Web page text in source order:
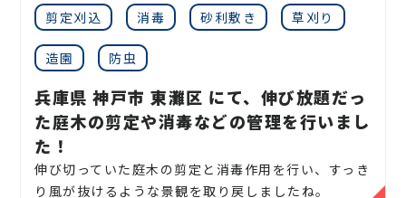
通貫で行っております。無駄なコストは削減し、お客
様に寄り添った作業を提案しております。
お庭のことなら伐採サポートセンター
連絡ください！
お庭や木に関するお悩みに全力でご対応させて頂き
ます。
見積りは無料ですので、相場などのお問い合わせやご
相談はお気軽にご連絡ください。
剪定刈込 消毒 砂利敷き 草刈り
造園 防虫
兵庫県 神戸市 東灘区 にて、伸び放題だっ
た庭木の剪定や消毒などの管理を行いまし
た！
伸び切っていた庭木の剪定と消毒作用を行い、すっき
り風が抜けるような景観を取り戻しましたね。